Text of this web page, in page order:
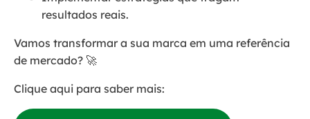
resultados reais.
Vamos transformar a sua marca em uma referência
de mercado? 🚀
Clique aqui para saber mais: